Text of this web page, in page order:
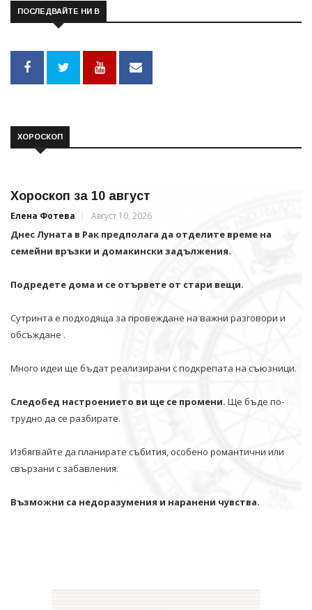
ПОСЛЕДВАЙТЕ НИ В
ХОРОСКОП
Хороскоп за 10 август
Елена Фотева Август 10, 2026
Днес Луната в Рак предполага да отделите време на
семейни връзки и домакински задължения.
Подредете дома и се отървете от стари вещи.
Сутринта е подходяща за провеждане на важни разговори и
обсъждане .
Много идеи ще бъдат реализирани с подкрепата на съюзници.
Следобед настроението ви ще се промени. Ще бъде по-
трудно да се разбирате.
Избягвайте да планирате събития, особено романтични или
свързани с забавления.
Възможни са недоразумения и наранени чувства.